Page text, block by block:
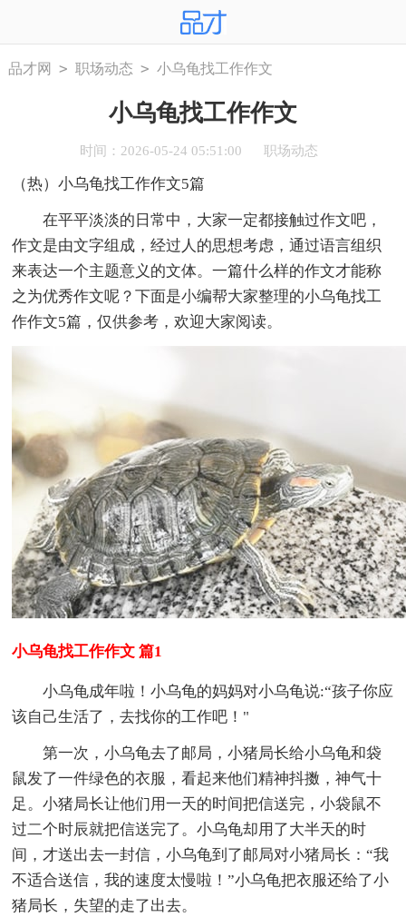
品才网 > 职场动态 > 小乌龟找工作作文
小乌龟找工作作文
时间：2026-05-24 05:51:00 职场动态
（热）小乌龟找工作作文5篇
在平平淡淡的日常中，大家一定都接触过作文吧，
作文是由文字组成，经过人的思想考虑，通过语言组织
来表达一个主题意义的文体。一篇什么样的作文才能称
之为优秀作文呢？下面是小编帮大家整理的小乌龟找工
作作文5篇，仅供参考，欢迎大家阅读。
小乌龟找工作作文 篇1
小乌龟成年啦！小乌龟的妈妈对小乌龟说:“孩子你应
该自己生活了，去找你的工作吧！"
第一次，小乌龟去了邮局，小猪局长给小乌龟和袋
鼠发了一件绿色的衣服，看起来他们精神抖擞，神气十
足。小猪局长让他们用一天的时间把信送完，小袋鼠不
过二个时辰就把信送完了。小乌龟却用了大半天的时
间，才送出去一封信，小乌龟到了邮局对小猪局长：“我
不适合送信，我的速度太慢啦！”小乌龟把衣服还给了小
猪局长，失望的走了出去。